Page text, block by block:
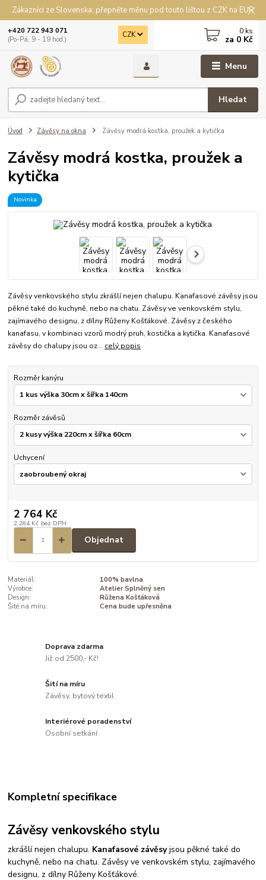
Zákazníci ze Slovenska: přepněte měnu pod touto lištou z CZK na EUR
Menu
CZK
Hledat
+420 722 943 071
(Po-Pá, 9 - 19 hod.)
0 ks
za 0 Kč
Úvod Závěsy na okna Závěsy modrá kostka, proužek a kytička
Závěsy modrá kostka, proužek a
kytička
Novinka
Závěsy venkovského stylu zkrášlí nejen chalupu. Kanafasové závěsy jsou
pěkné také do kuchyně, nebo na chatu. Závěsy ve venkovském stylu,
zajímavého designu, z dílny Růženy Košťákové. Závěsy z českého
kanafasu, v kombinaci vzorů modrý pruh, kostička a kytička. Kanafasové
závěsy do chalupy jsou oz... celý popis
Rozměr kanýru
Rozměr závěsů
Uchycení
2 764 Kč
2 284 Kč bez DPH
Objednat
Materiál:
100% bavlna
Výrobce:
Atelier Splněný sen
Design:
Růžena Košťáková
Šité na míru:
Cena bude upřesněna
Doprava zdarma
Již od 2500,- Kč!
Šití na míru
Závěsy, bytový textil
Interiérové poradenství
Osobní setkání
Kompletní specifikace
Závěsy venkovského stylu
zkrášlí nejen chalupu. Kanafasové závěsyjsou pěkné také do
kuchyně, nebo na chatu. Závěsy ve venkovském stylu, zajímavého
designu, z dílny Růženy Košťákové.